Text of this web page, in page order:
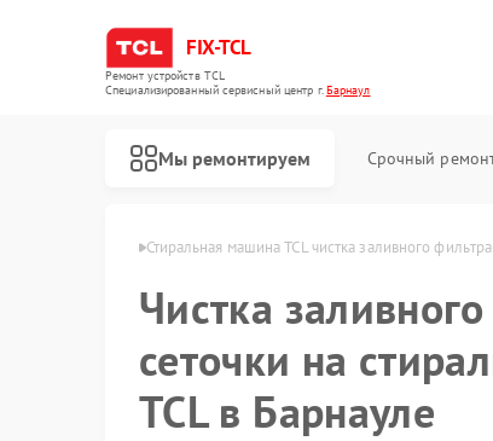
FIX-TCL
Ремонт устройств TCL
Специализированный cервисный центр г.Барнаул
Мы ремонтируем Срочный
Стиральная машина TCL чистка заливного
Чистка
сеточки на
TCL в Барнауле